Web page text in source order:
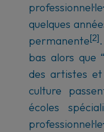
quelques
permanente[2]
bas alors que
des artistes et
culture
écoles